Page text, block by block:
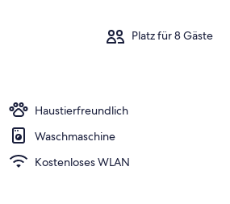
Platz für 8 Gäste
Haustierfreundlich
Waschmaschine
Kostenloses WLAN